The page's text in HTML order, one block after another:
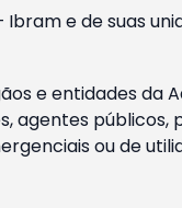
e de suas
e entidades da
públicos,
ou de